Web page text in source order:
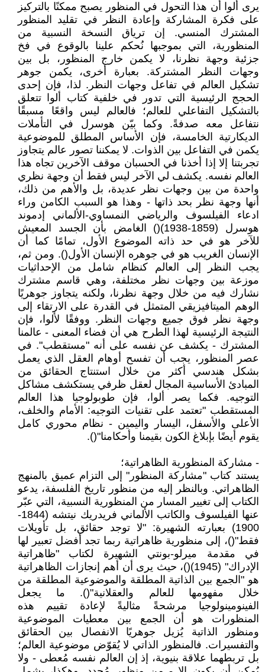
يرى ألوا أن هذا التحول في المنظور يصبح ممكنًا بالتركيز
على فكرة المشاركة وإعادة النظر في تقليد المنظور
المشترك المنسي. إن ترياق النسخة النسبية من
المنظورية، التي بموجبها نُحكم علينا بالوقوع في فخ
جزئية وجهة نظرنا، لا يكمن خارج المنظور، بل بين
وجهات النظر المشتركة. بعبارة أخرى، يكمن جوهر
تشكيل العالم في تفاعل وجهات النظر. لذا، فإن إحدى
الحجج الرئيسية التي تدور في خلفية كتاب ألوا تتعلق
بالتشكيل التفاعلي للعالم؛ فالعالم ليس واقعًا مسبقًا
نتفاعل معه صدفةً. وكما بيّن هوسرل في التأملات
الديكارتية الخامسة، فإن الأساس المطلق للموضوعية
يكمن في التفاعل بين الذوات. لا يمكننا تصور عالم يتجاوز
تجربتنا إلا إذا أخذنا في الحسبان موقف الآخرين تجاه هذا
العالم نفسه. يكشف لي الآخر ليس فقط أن وجهة نظري
واحدة من بين وجهات نظر عديدة، بل والأهم من ذلك،
أنها وجهة نظر بحد ذاتها - وهذا هو السبب الكامن وراء
ادعاء الفيلسوف والرياضي النمساوي-الألماني إدموند
هوسرل (1859-1938)() الغامض بأن الجسد المعيش
للآخر هو في حد ذاته الموضوع الأول، تمامًا كما أن
الإنسان الغريب هو في جوهره الإنسان الأول(). ومن ثم،
يجب النظر إلى العالم كنظام شامل من الإحداثيات
موزعة بين وجهات نظر مختلفة، وهي قاسم مشترك
نشارك فيه من خلال وجهة نظرنا، ولكنه يتجاوز جوهريًا
الوهم الميتافيزيقي المتمثل في القدرة على الارتقاء إلى
وجهة نظر فوق جميع وجهات النظر. ووفقًا لألوا، فإن
النتيجة الرئيسية لهذا الطرح هي أن فضاء المعنى - عالمنا
المشترك - يكشف عن نفسه على أنه "مستقطب". في
عصر المنظور، يجب أن تفسح أوهام العقل الذي يعمل
بشكل هندسي أكثر من خلال استنتاج الحقائق من
المبادئ الأساسية المجال لعقل ظرفي يستكشف مشاكل
التوجيه. فكما يصر ألوا، فإن طوبولوجيا هذا العالم
المستقطب "تعتمد على تقنيات التوجيه: الأمام والخلف،
الأعلى والأسفل، اليسار واليمين - نظام محوري كامل
يقوم أيضًا بإبلاغ الكون بقيمنا وأحكامنا"().
- مشاركة المنظورية الظاهراتية؛
يستند كتاب "مشاركة المنظور" إلى التزام عميق بالمنهج
الظاهراتي. وبالنظر إليه من منظور تاريخ الفلسفة، يدعو
الكتاب إلى تغيير المسار من المنظورية النسبية، التي عبّر
عنها الفيلسوف والكاتب الألماني فريدريك نيتشه (1844-
1900) بعبارته الشهيرة: "لا توجد حقائق، بل تأويلات
فقط"()، إلى منظورية ظاهراتية ربما تجد أفضل تعبير لها
في مقدمة ميرلو-بونتي الشهيرة لكتاب "ظاهراتية
الإدراك" (1945)()، حيث يرى أن أهم إنجازات الظاهراتية
هو "الجمع بين الذاتية المطلقة والموضوعية المطلقة من
خلال مفهومها للعالم والعقلانية"(). ما يجعل
الفينومينولوجيا مرشحةً مثاليةً لإعادة تقييم هذه
المنظورات هو أن الجمع بين معطيات الموضوعية
ومنظور الذاتية يُزيل جوهريًا الانفصال بين الحقائق
والتفسيرات. فالمنظور الذاتي لا يُقوّض موضوعية العالم؛
بل تربطهما علاقة بنيوية، إذ إن العالم نفسه مُعطى - ولا